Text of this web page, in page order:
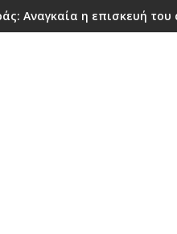
Αναγκαία η επισκευή του